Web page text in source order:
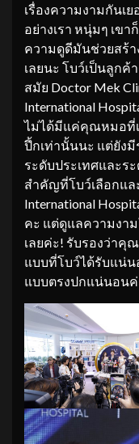
เรื่องความงามกันเ
อย่างเรา หนุ่มๆ เขา
ความดูดีมันช่วยสร้
เลยนะ โบว์เป็นลูก
สมัย Doctor Mek
International
ไม่ได้มีแค่คุณหมอที่
ปึ้กเท่านั้นนะ แต่ยัง
ระดับประเทศและร
สำคัญที่โบว์เลือกแล
International
คะ แต่ดูแลความงา
เลยค่ะ! รับรองว่าคุ
แบบที่โบว์ได้รับแน่
แบบตรงปกแน่นอนค่